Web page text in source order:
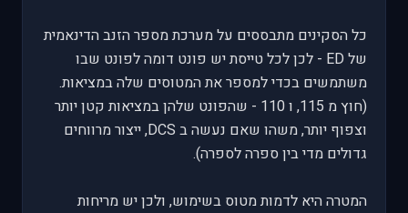
כל הסקינים מתבססים על מערכת מספר הזנב הדינאמית
של ED - לכן לכל טייסת יש פונט דומה לפונט שבו
משתמשים בכדי למספר את המטוסים שלה במציאות.
(חוץ מ 115, ו 110 - שהפונט שלהן במציאות קטן יותר
וצפוף יותר, משהו שאם נעשה ב DCS, ייצור מרווחים
גדולים מדי בין ספרה לספרה).
המטרה היא לדמות מטוס בשימוש, ולכן יש מריחות